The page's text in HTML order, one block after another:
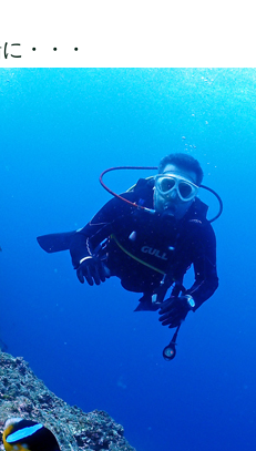
・・・